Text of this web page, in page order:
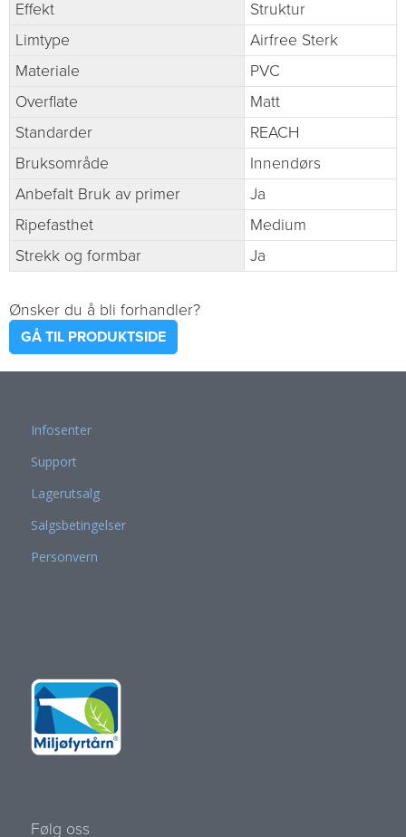
Effekt
Struktur
Limtype
Airfree Sterk
Materiale
PVC
Overflate
Matt
Standarder
REACH
Bruksområde
Innendørs
Anbefalt Bruk av primer
Ja
Ripefasthet
Medium
Strekk og formbar
Ja
Ønsker du å bli forhandler?
GÅ TIL PRODUKTSIDE
Infosenter
Support
Lagerutsalg
Salgsbetingelser
Personvern
Følg oss